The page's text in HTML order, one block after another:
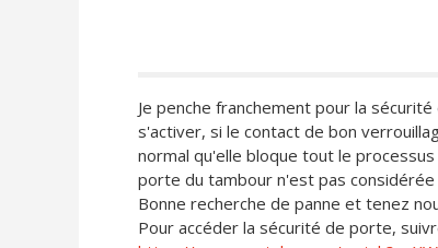
Je penche franchement pour la
s'activer, si le contact de bon
normal qu'elle bloque tout le
porte du tambour n'est pas considérée
Bonne recherche de panne et tenez
Pour accéder la sécurité de porte,